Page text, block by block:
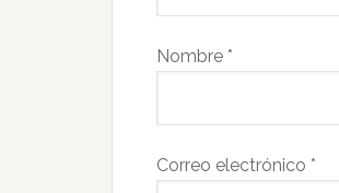
Nombre *
Correo electrónico *